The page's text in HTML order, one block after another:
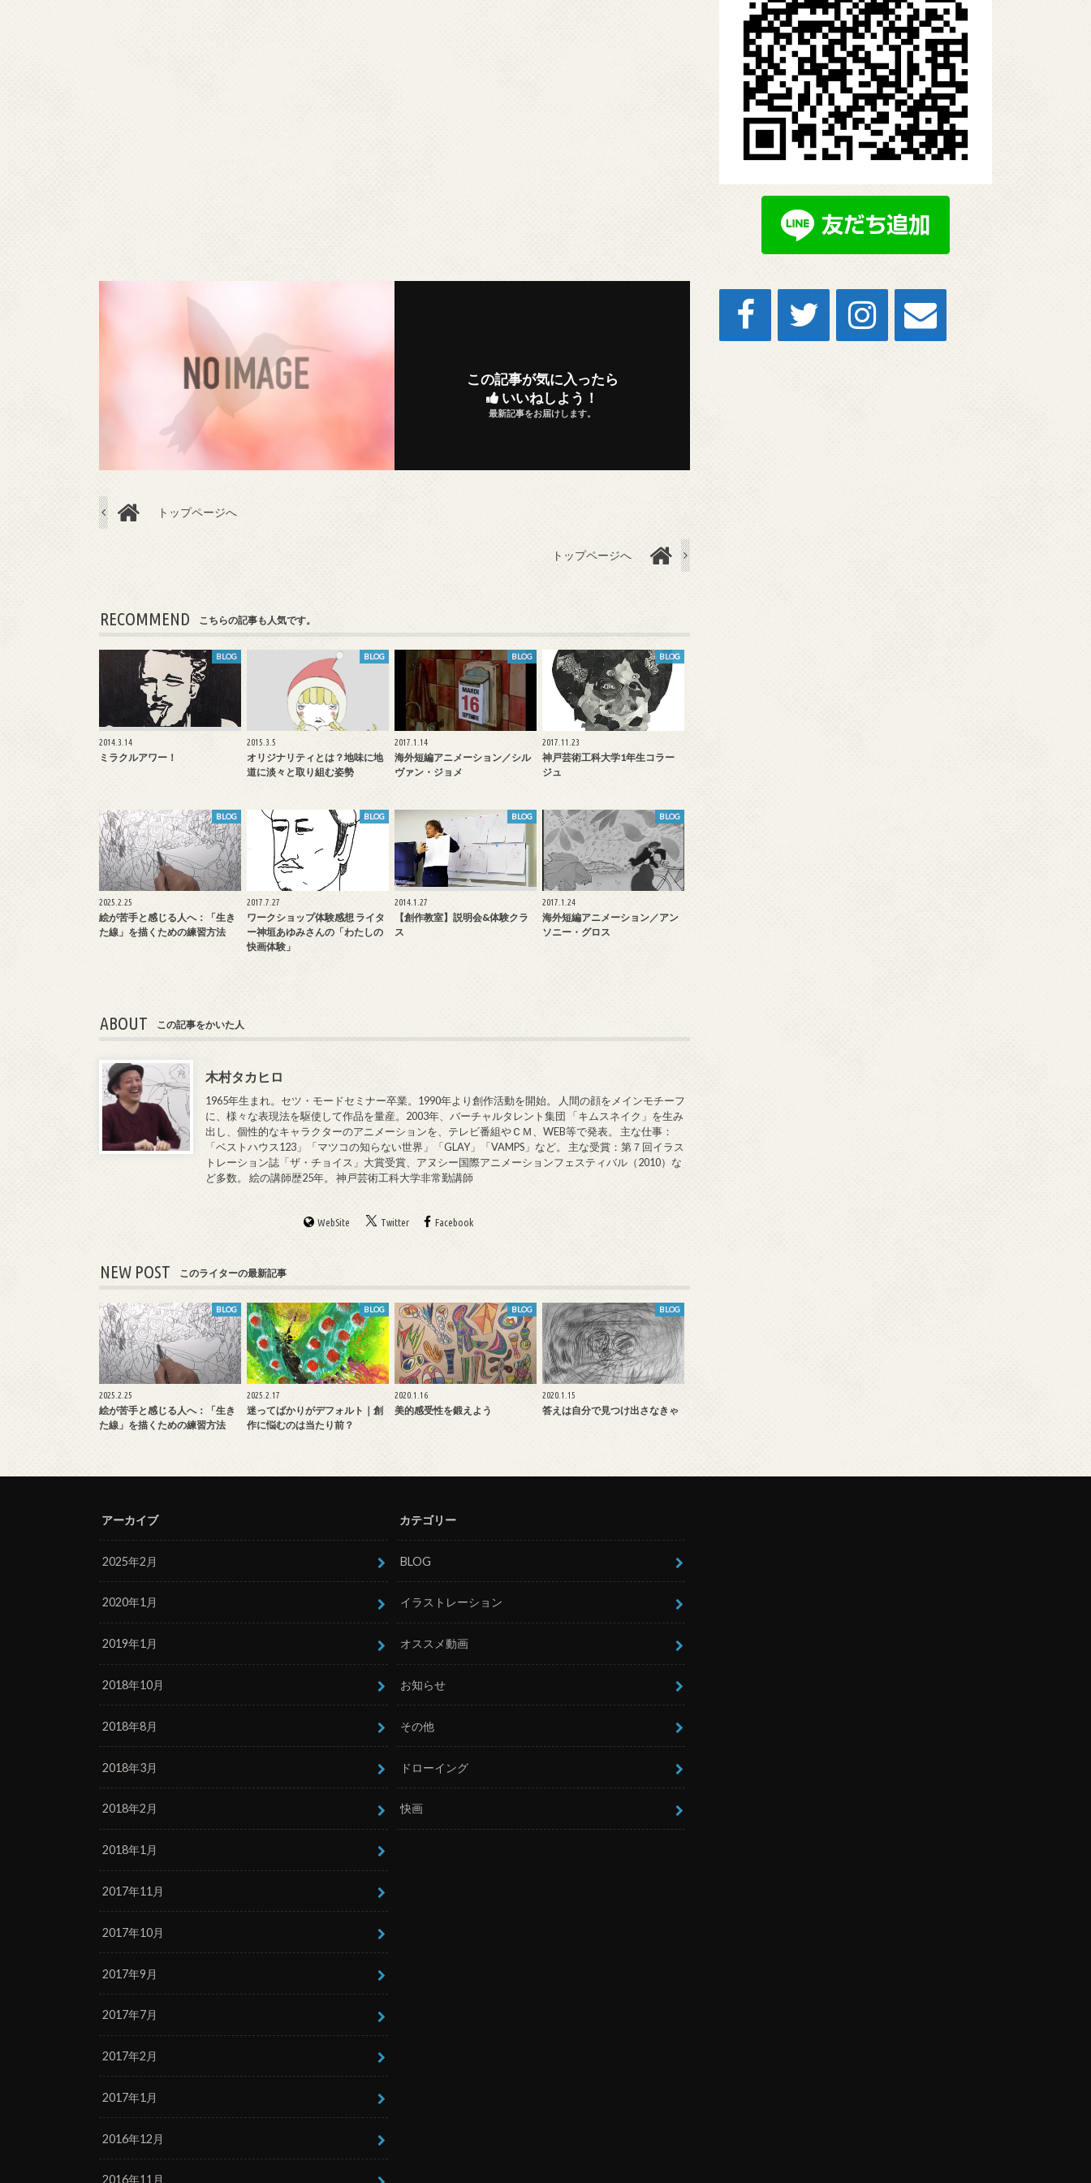
この記事が気に入ったら
いいねしよう！
最新記事をお届けします。
トップページへ
トップページへ
RECOMMEND こちらの記事も人気です。
BLOG
2014.3.14
ミラクルアワー！
BLOG
2015.3.5
オリジナリティとは？地味に地
道に淡々と取り組む姿勢
BLOG
2017.1.14
海外短編アニメーション／シル
ヴァン・ジョメ
BLOG
2017.11.23
神戸芸術工科大学1年生コラー
ジュ
BLOG
2025.2.25
絵が苦手と感じる人へ：「生き
た線」を描くための練習方法
BLOG
2017.7.27
ワークショップ体験感想 ライタ
ー神垣あゆみさんの「わたしの
快画体験」
BLOG
2014.1.27
【創作教室】説明会&体験クラ
ス
BLOG
2017.1.24
海外短編アニメーション／アン
ソニー・グロス
ABOUT この記事をかいた人
木村タカヒロ
1965年生まれ。セツ・モードセミナー卒業。1990年より創作活動を開始。 人間の顔をメインモチーフ
に、様々な表現法を駆使して作品を量産。2003年、バーチャルタレント集団 「キムスネイク」を生み
出し、個性的なキャラクターのアニメーションを、テレビ番組やＣＭ、WEB等で発表。 主な仕事：
「ベストハウス123」「マツコの知らない世界」「GLAY」「VAMPS」など。 主な受賞：第７回イラス
トレーション誌「ザ・チョイス」大賞受賞、アヌシー国際アニメーションフェスティバル（2010）な
ど多数。 絵の講師歴25年。 神戸芸術工科大学非常勤講師
WebSite Twitter Facebook
NEW POST このライターの最新記事
BLOG
2025.2.25
絵が苦手と感じる人へ：「生き
た線」を描くための練習方法
BLOG
2025.2.17
迷ってばかりがデフォルト｜創
作に悩むのは当たり前？
BLOG
2020.1.16
美的感受性を鍛えよう
BLOG
2020.1.15
答えは自分で見つけ出さなきゃ
アーカイブ
2025年2月
2020年1月
2019年1月
2018年10月
2018年8月
2018年3月
2018年2月
2018年1月
2017年11月
2017年10月
2017年9月
2017年7月
2017年2月
2017年1月
2016年12月
2016年11月
カテゴリー
BLOG
イラストレーション
オススメ動画
お知らせ
その他
ドローイング
快画